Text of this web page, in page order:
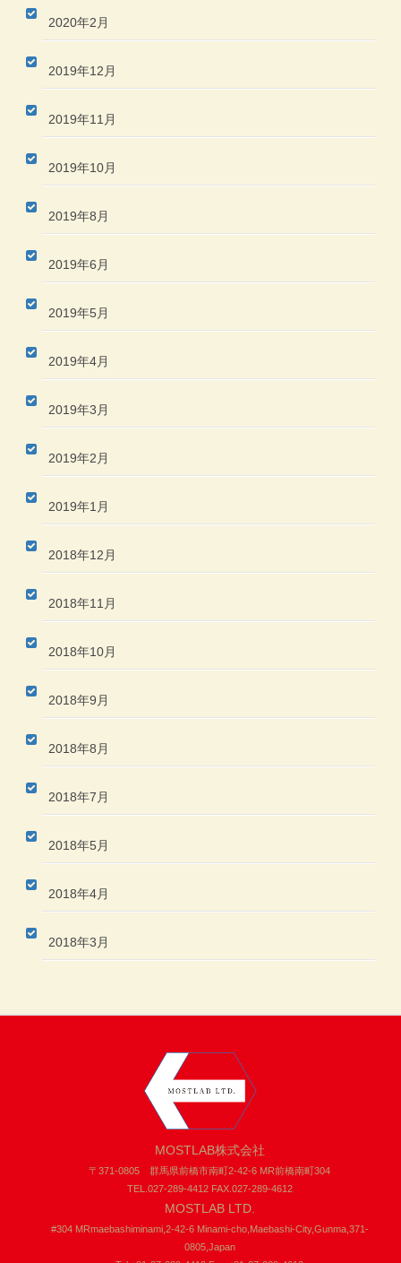
2020年2月
2019年12月
2019年11月
2019年10月
2019年8月
2019年6月
2019年5月
2019年4月
2019年3月
2019年2月
2019年1月
2018年12月
2018年11月
2018年10月
2018年9月
2018年8月
2018年7月
2018年5月
2018年4月
2018年3月
MOSTLAB株式会社
〒371-0805 群馬県前橋市南町2-42-6 MR前橋南町304
TEL.027-289-4412 FAX.027-289-4612
MOSTLAB LTD.
#304 MRmaebashiminami,2-42-6 Minami-cho,Maebashi-City,Gunma,371-
0805,Japan